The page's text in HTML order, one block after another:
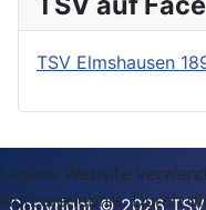
TSV Elmshausen
Copyright © 2026 TSV
Unsere Website
Nutzererlebnis. Durch